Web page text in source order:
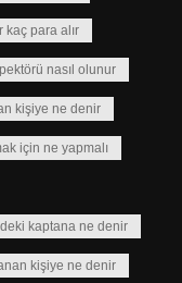
kaç para alır
nasıl olunur
kişiye ne denir
için ne yapmalı
kaptana ne denir
kişiye ne denir